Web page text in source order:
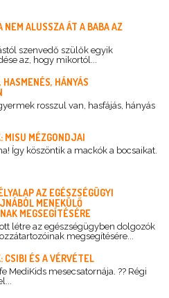
NEM ALUSSZA ÁT A BABA AZ
szenvedő szülők egyik
az, hogy mikortól...
HÁNYÁS
rosszul van, hasfájás, hányás
MISU MÉZGONDJAI
Így köszöntik a mackók a bocsaikat.
AZ EGÉSZSÉGÜGYI
MENEKÜLŐ
MEGSEGÍTÉSÉRE
létre az egészségügyben dolgozók
megsegítésére...
CSIBI ÉS A VÉRVÉTEL
MediKids mesecsatornája. ?? Régi